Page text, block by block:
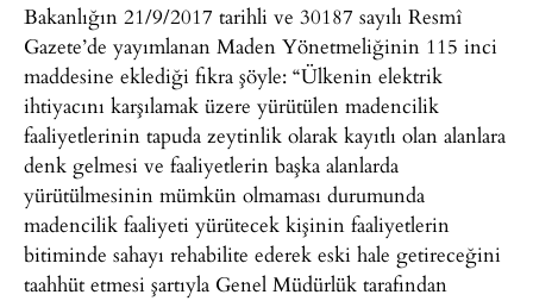
Bakanlığın 21/9/2017 tarihli ve 30187 sayılı Resmî
Gazete’de yayımlanan Maden Yönetmeliğinin 115 inci
maddesine eklediği fıkra şöyle: “Ülkenin elektrik
ihtiyacını karşılamak üzere yürütülen madencilik
faaliyetlerinin tapuda zeytinlik olarak kayıtlı olan alanlara
denk gelmesi ve faaliyetlerin başka alanlarda
yürütülmesinin mümkün olmaması durumunda
madencilik faaliyeti yürütecek kişinin faaliyetlerin
bitiminde sahayı rehabilite ederek eski hale getireceğini
taahhüt etmesi şartıyla Genel Müdürlük tarafından